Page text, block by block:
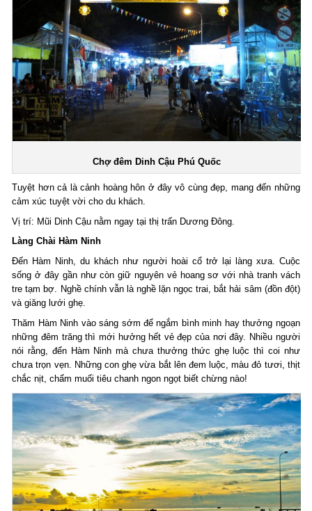
Chợ đêm Dinh Cậu Phú Quốc
Tuyệt hơn cả là cảnh hoàng hôn ở đây vô cùng đẹp, mang đến những
cảm xúc tuyệt vời cho du khách.
Vị trí: Mũi Dinh Cậu nằm ngay tại thị trấn Dương Đông.
Làng Chài Hàm Ninh
Ðến Hàm Ninh, du khách như người hoài cổ trở lại làng xưa. Cuộc
sống ở đây gần như còn giữ nguyên vẻ hoang sơ với nhà tranh vách
tre tạm bợ. Nghề chính vẫn là nghề lặn ngọc trai, bắt hải sâm (đồn đột)
và giăng lưới ghẹ.
Thăm Hàm Ninh vào sáng sớm để ngắm bình minh hay thưởng ngoạn
những đêm trăng thì mới hưởng hết vẻ đẹp của nơi đây. Nhiều người
nói rằng, đến Hàm Ninh mà chưa thưởng thức ghẹ luộc thì coi như
chưa trọn vẹn. Những con ghẹ vừa bắt lên đem luộc, màu đỏ tươi, thịt
chắc nịt, chấm muối tiêu chanh ngon ngọt biết chừng nào!